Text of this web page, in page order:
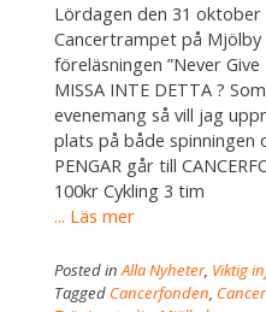
Lördagen den 31 oktober
Cancertrampet på
föreläsningen ”Never
MISSA INTE DETTA ?
evenemang så vill jag
plats på både spinningen
PENGAR går till
100kr Cykling 3 tim
... Läs mer
Posted inAlla Nyheter, Viktig
Tagged Cancerfonden,